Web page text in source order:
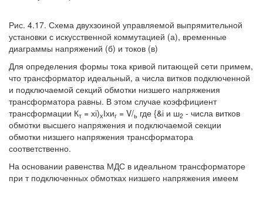
Рис. 4.17. Схема двухзоиной управляемой выпрямительной
установки с искусственной коммутацией (а), временные
диаграммы напряжений (б) и токов (в)
Для определения формы тока кривой питающей сети примем,
что трансформатор идеальный, а числа витков подключенной
и подключаемой секций обмотки низшего напряжения
трансформатора равны. В этом случае коэффициент
трансформации Кт = хі)хІхиг = V/ь где {&і и ш2 - числа витков
обмотки высшего напряжения и подключаемой секции
обмотки низшего напряжения трансформатора
соответственно.
На основании равенства МДС в идеальном трансформаторе
при т подключенных обмотках низшего напряжения имеем